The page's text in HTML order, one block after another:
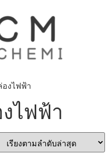
องไฟฟ้า
ไฟฟ้า